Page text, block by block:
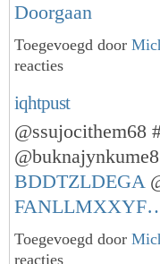
Doorgaan
Toegevoegd door
reacties
iqhtpust
@ssujocithem68
BDDTZLDEGA
Toegevoegd door
reacties